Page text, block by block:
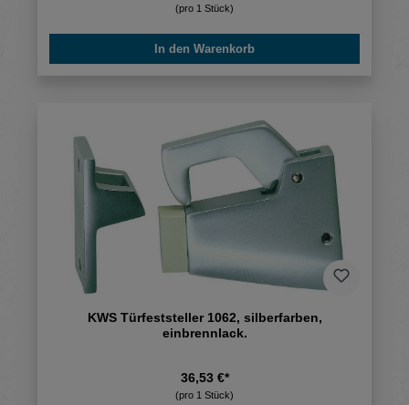
(pro 1 Stück)
In den Warenkorb
KWS Türfeststeller 1062, silberfarben,
einbrennlack.
36,53 €*
(pro 1 Stück)